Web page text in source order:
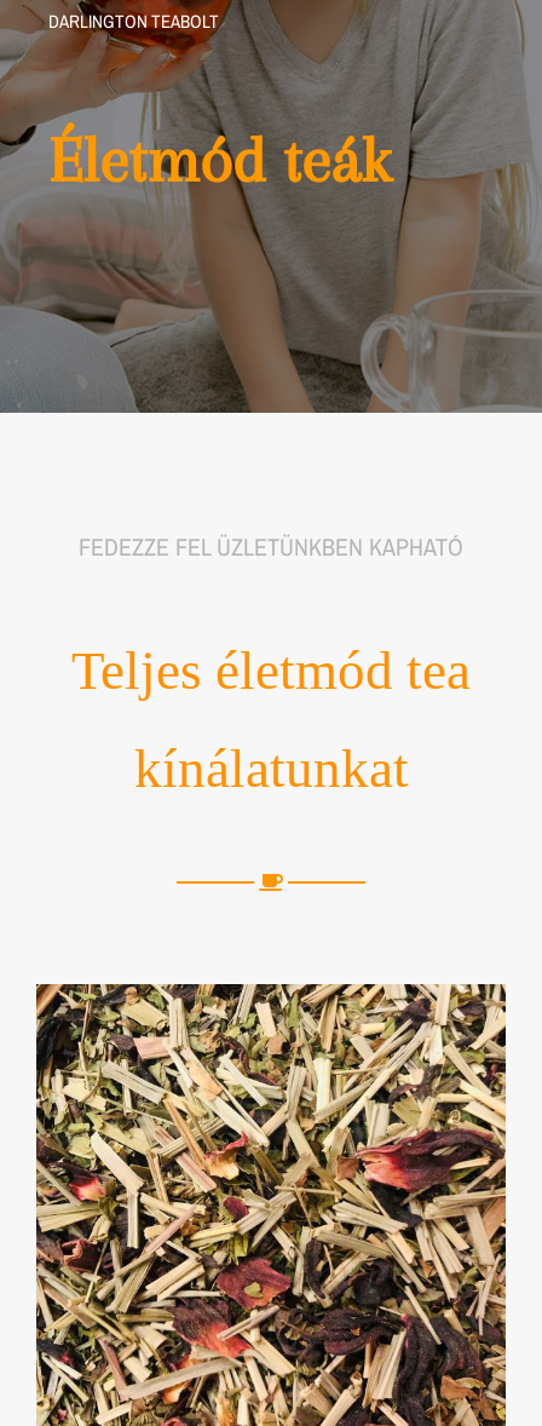
DARLINGTON TEABOLT
Életmód teák
FEDEZZE FEL ÜZLETÜNKBEN KAPHATÓ
Teljes életmód tea
kínálatunkat